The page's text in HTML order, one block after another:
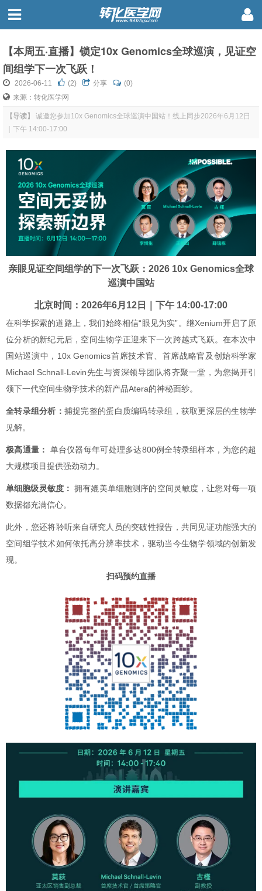
【本周五·直播】锁定10x Genomics全球巡演，见证空
间组学下一次飞跃！
2026-06-11 (2) 分享
(0)
来源：转化医学网
【导读】
诚邀您参加10x Genomics全球巡演中国站！线上同步2026年6月12日
｜下午 14:00-17:00
亲眼见证空间组学的下一次飞跃：2026 10x Genomics全球
巡演中国站
北京时间：2026年6月12日｜下午 14:00-17:00
在科学探索的道路上，我们始终相信“眼见为实”。继Xenium开启了原
位分析的新纪元后，空间生物学正迎来下一次跨越式飞跃。在本次中
国站巡演中，10x Genomics首席技术官、首席战略官及创始科学家
Michael Schnall-Levin先生与资深领导团队将齐聚一堂，为您揭开引
领下一代空间生物学技术的新产品Atera的神秘面纱。
全转录组分析： 捕捉完整的蛋白质编码转录组，获取更深层的生物学
见解。
极高通量：
单台仪器每年可处理多达800例全转录组样本，为您的超
大规模项目提供强劲动力。
单细胞级灵敏度： 拥有媲美单细胞测序的空间灵敏度，让您对每一项
数据都充满信心。
此外，您还将聆听来自研究人员的突破性报告，共同见证功能强大的
空间组学技术如何依托高分辨率技术，驱动当今生物学领域的创新发
现。
扫码预约直播